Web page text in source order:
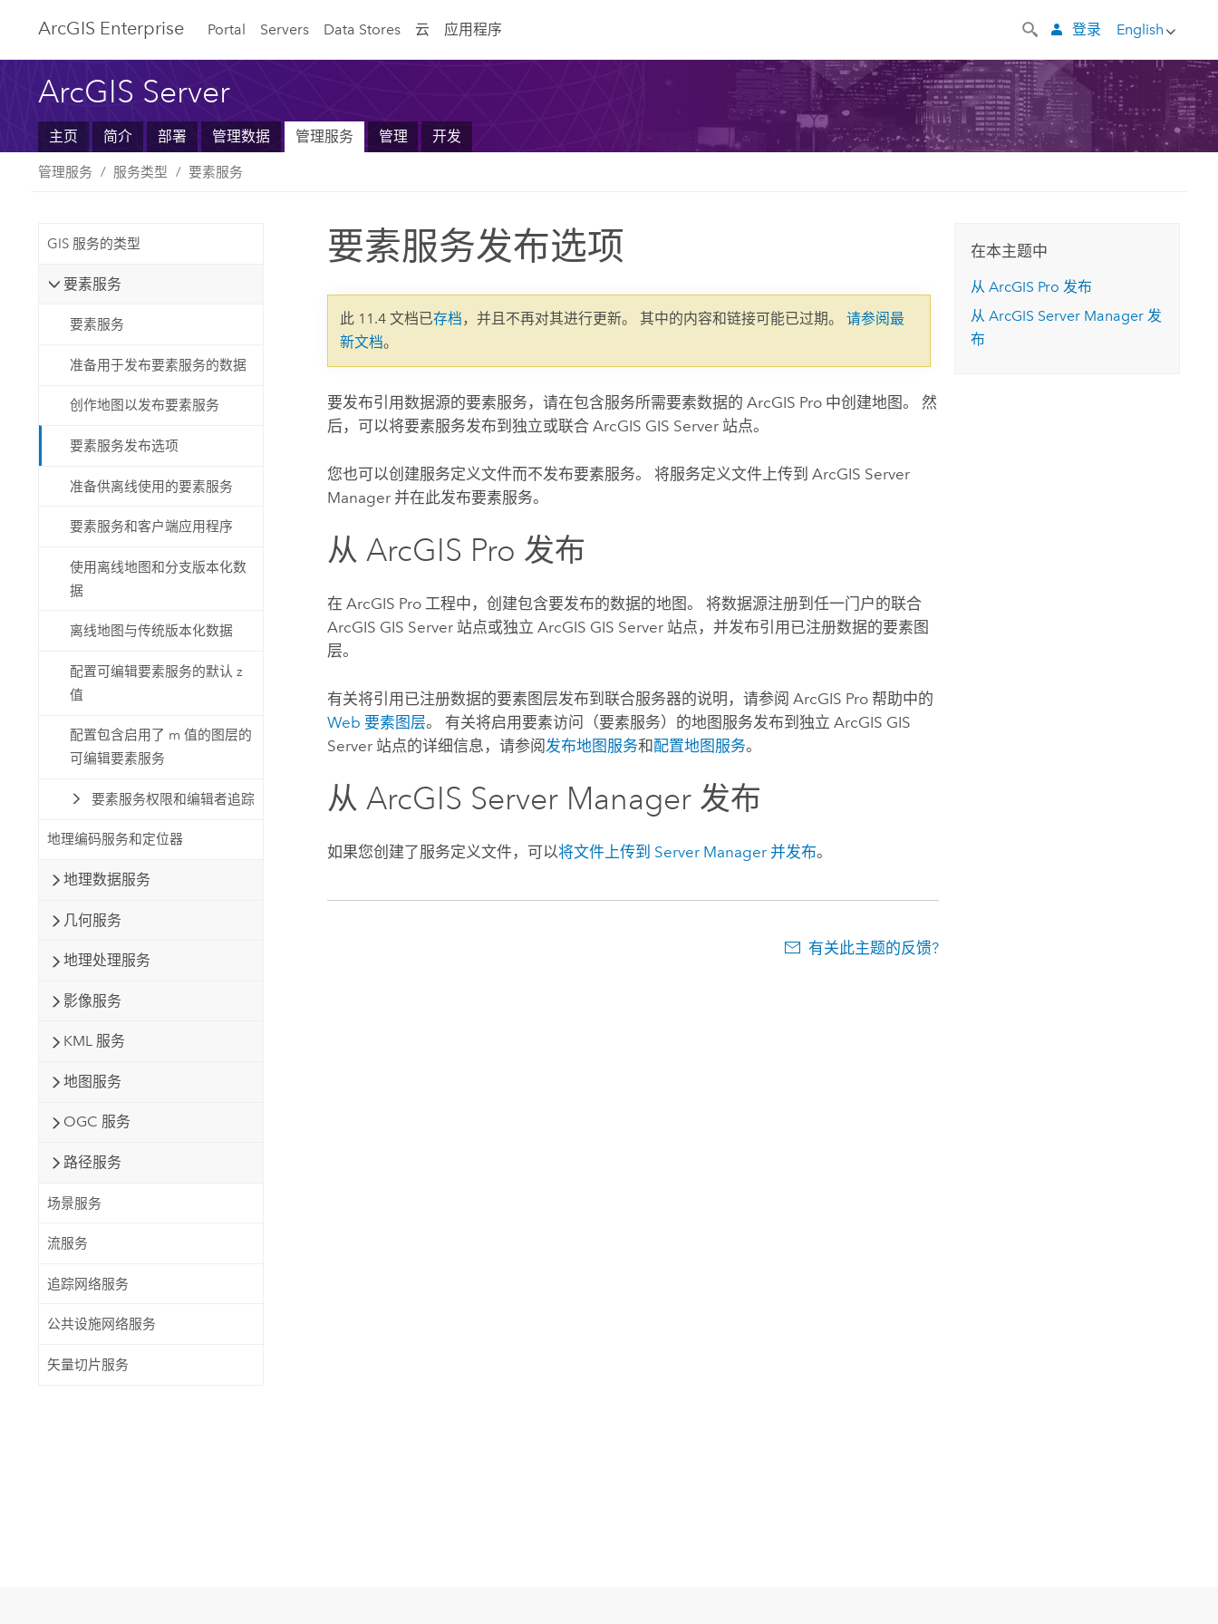
ArcGIS Enterprise Portal Servers Data Stores 云 应用程序 English
登录
ArcGIS Server
主页 简介 部署 管理数据 管理服务 管理 开发
管理服务 服务类型 要素服务
GIS 服务的类型
要素服务
要素服务
准备用于发布要素服务的数据
创作地图以发布要素服务
要素服务发布选项
准备供离线使用的要素服务
要素服务和客户端应用程序
使用离线地图和分支版本化数
据
离线地图与传统版本化数据
配置可编辑要素服务的默认 z
值
配置包含启用了 m 值的图层的
可编辑要素服务
要素服务权限和编辑者追踪
地理编码服务和定位器
地理数据服务
几何服务
地理处理服务
影像服务
KML 服务
地图服务
OGC 服务
路径服务
场景服务
流服务
追踪网络服务
公共设施网络服务
矢量切片服务
要素服务发布选项
此 11.4 文档已存档，并且不再对其进行更新。 其中的内容和链接可能已过期。请参阅最
新文档。
要发布引用数据源的要素服务，请在包含服务所需要素数据的ArcGIS Pro 中创建地图。 然
后，可以将要素服务发布到独立或联合ArcGIS GIS Server 站点。
您也可以创建服务定义文件而不发布要素服务。 将服务定义文件上传到ArcGIS Server
Manager 并在此发布要素服务。
从ArcGIS Pro 发布
在ArcGIS Pro 工程中，创建包含要发布的数据的地图。 将数据源注册到任一门户的联合
ArcGIS GIS Server 站点或独立ArcGIS GIS Server 站点，并发布引用已注册数据的要素图
层。
有关将引用已注册数据的要素图层发布到联合服务器的说明，请参阅ArcGIS Pro 帮助中的
Web 要素图层。 有关将启用要素访问（要素服务）的地图服务发布到独立ArcGIS GIS
Server 站点的详细信息，请参阅发布地图服务和配置地图服务。
从ArcGIS Server Manager 发布
如果您创建了服务定义文件，可以将文件上传到 Server Manager 并发布。
有关此主题的反馈?
在本主题中
从ArcGIS Pro 发布
从ArcGIS Server Manager 发
布